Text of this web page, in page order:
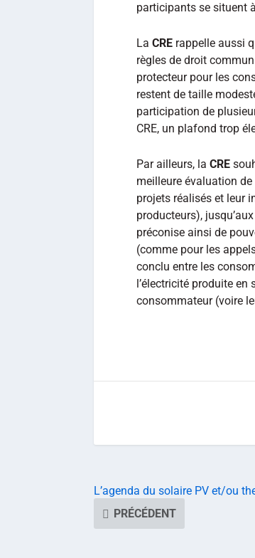
participants se situent
La CRE rappelle aussi
règles de droit
protecteur pour les
restent de taille
participation de
CRE, un plafond trop
Par ailleurs, la CRE
meilleure évaluation
projets réalisés et leur
producteurs),
préconise ainsi de
(comme pour les
conclu entre les
l’électricité produite en
consommateur (voire
L’agenda du solaire PV et/ou
PRÉCÉDENT